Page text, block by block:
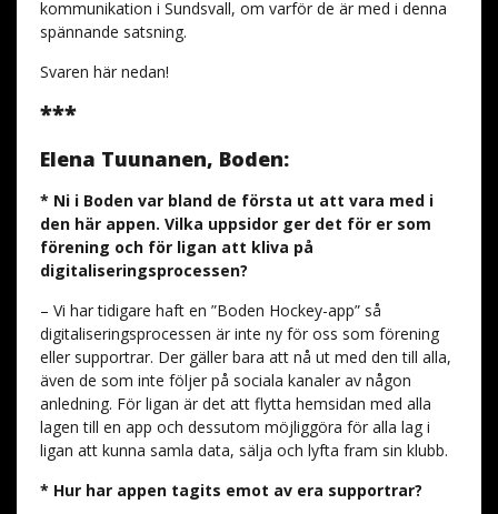
kommunikation i Sundsvall, om varför de är med i denna
spännande satsning.
Svaren här nedan!
***
Elena Tuunanen, Boden:
* Ni i Boden var bland de första ut att vara med i
den här appen. Vilka uppsidor ger det för er som
förening och för ligan att kliva på
digitaliseringsprocessen?
– Vi har tidigare haft en ”Boden Hockey-app” så
digitaliseringsprocessen är inte ny för oss som förening
eller supportrar. Der gäller bara att nå ut med den till alla,
även de som inte följer på sociala kanaler av någon
anledning. För ligan är det att flytta hemsidan med alla
lagen till en app och dessutom möjliggöra för alla lag i
ligan att kunna samla data, sälja och lyfta fram sin klubb.
* Hur har appen tagits emot av era supportrar?